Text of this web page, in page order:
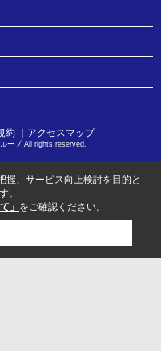
約 ｜アクセスマップ
ープ All rights reserved.
握、サービス向上検討を目的と
。
」 をご確認ください。